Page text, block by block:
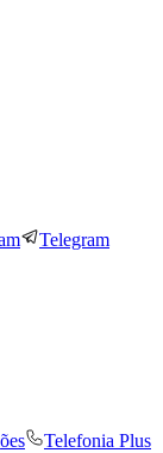
Telegram
Telefonia Plus